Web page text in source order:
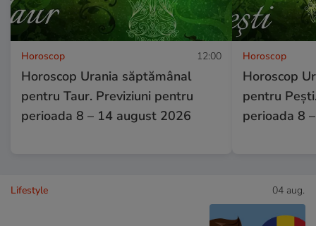
Horoscop 12:00
Horoscop Urania săptămânal
pentru Taur. Previziuni pentru
perioada 8 – 14 august 2026
Horoscop
Horoscop
pentru
perioada 8
Lifestyle 04 aug.